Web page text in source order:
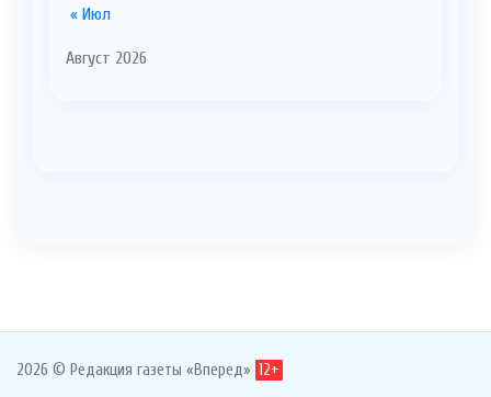
Август 2026
« Июл
2026 © Редакция газеты «Вперед» 12+